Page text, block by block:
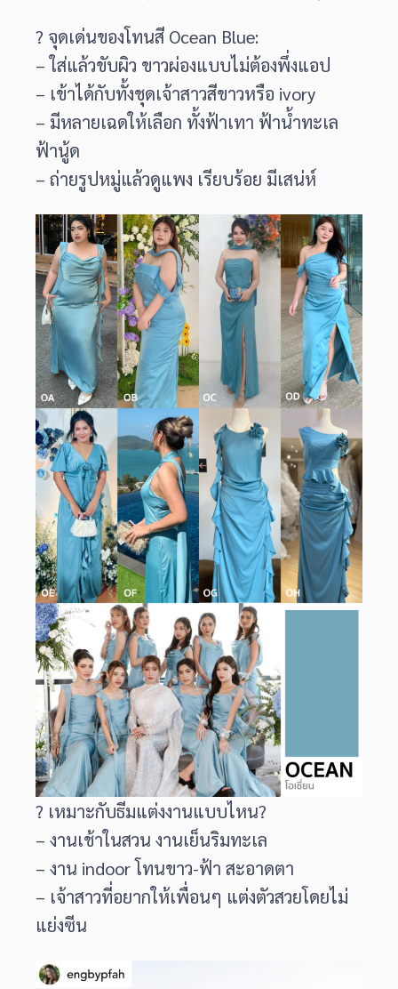
? จุดเด่นของโทนสี Ocean Blue:
– ใส่แล้วขับผิว ขาวผ่องแบบไม่ต้องพึ่งแอป
– เข้าได้กับทั้งชุดเจ้าสาวสีขาวหรือ ivory
– มีหลายเฉดให้เลือก ทั้งฟ้าเทา ฟ้าน้ำทะเล
ฟ้านู้ด
– ถ่ายรูปหมู่แล้วดูแพง เรียบร้อย มีเสน่ห์
? เหมาะกับธีมแต่งงานแบบไหน?
– งานเช้าในสวน งานเย็นริมทะเล
– งาน indoor โทนขาว-ฟ้า สะอาดตา
– เจ้าสาวที่อยากให้เพื่อนๆ แต่งตัวสวยโดยไม่
แย่งซีน